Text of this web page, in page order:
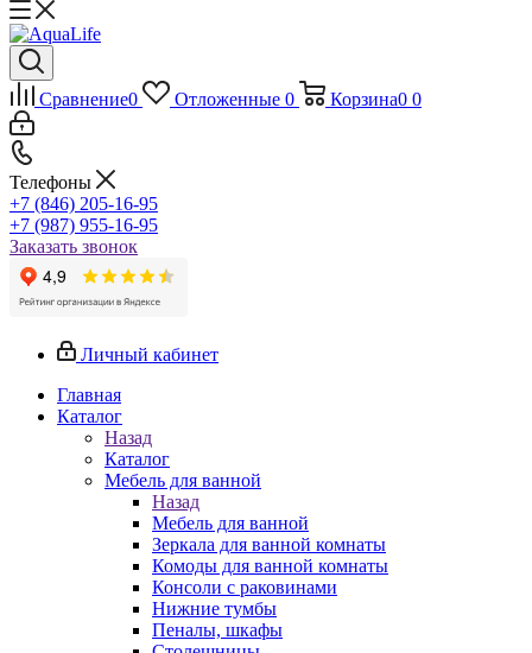
Сравнение0 Отложенные 0 Корзина0 0
Телефоны
+7 (846) 205-16-95
+7 (987) 955-16-95
Заказать звонок
Личный кабинет
Главная
Каталог
Назад
Каталог
Мебель для ванной
Назад
Мебель для ванной
Зеркала для ванной комнаты
Комоды для ванной комнаты
Консоли с раковинами
Нижние тумбы
Пеналы, шкафы